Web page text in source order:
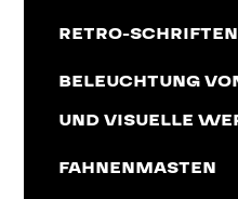
RETRO-SCHRIFTEN
BELEUCHTUNG
UND VISUELLE
FAHNENMASTEN